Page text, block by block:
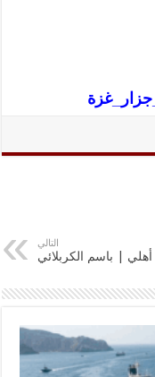
التالي
| باسم الكربلائي